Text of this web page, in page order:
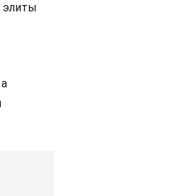
элиты